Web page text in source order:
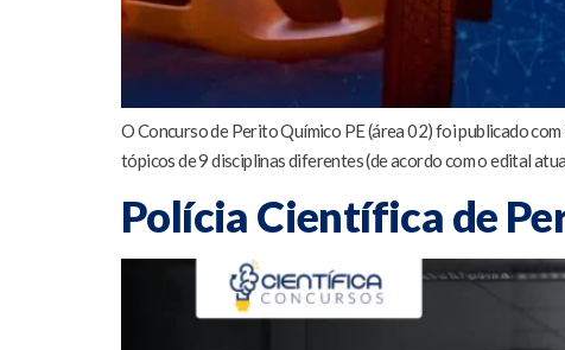
O Concurso de Perito Químico PE (área 02) foi publicado
tópicos de 9 disciplinas diferentes (de acordo com o edital
Polícia Científica de